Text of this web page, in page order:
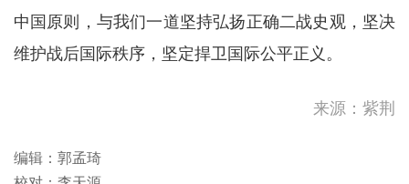
中国原则，与我们一道坚持弘扬正确二战史观，坚决
维护战后国际秩序，坚定捍卫国际公平正义。
来源：紫荆
编辑：郭孟琦